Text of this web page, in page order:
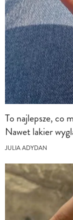
To najlepsze, co
Nawet lakier
JULIA ADYDAN